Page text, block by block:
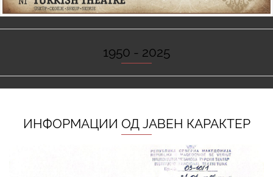
1950 - 2025
ИНФОРМАЦИИ ОД ЈАВЕН КАРАКТЕР